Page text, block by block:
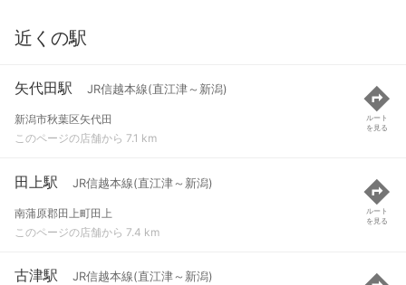
近くの駅
矢代田駅 JR信越本線(直江津～新潟)
新潟市秋葉区矢代田
このページの店舗から 7.1 km
ルート
を見る
田上駅 JR信越本線(直江津～新潟)
南蒲原郡田上町田上
このページの店舗から 7.4 km
ルート
を見る
古津駅 JR信越本線(直江津～新潟)